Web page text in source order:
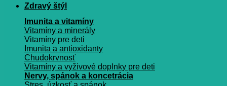
Zdravý štýl
Imunita a vitamíny
Vitamíny a minerály
Vitamíny pre deti
Imunita a antioxidanty
Chudokrvnosť
Vitamíny a vyživové doplnky pre deti
Nervy, spánok a koncetrácia